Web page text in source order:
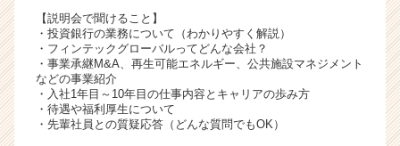
ス
カ
ウ
が
届
【説明会で聞けること】
・投資銀行の業務について（わかりやすく解説）
・フィンテックグローバルってどんな会社？
・事業承継M&A、再生可能エネルギー、公共施設マネジメント
などの事業紹介
・入社1年目～10年目の仕事内容とキャリアの歩み方
・待遇や福利厚生について
・先輩社員との質疑応答（どんな質問でもOK）